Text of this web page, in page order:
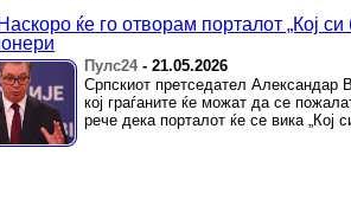
ќе го отворам порталот „Кој
Пулс24- 21.05.2026
Српскиот претседател Александар
кој граѓаните ќе можат да се
рече дека порталот ќе се вика „Кој